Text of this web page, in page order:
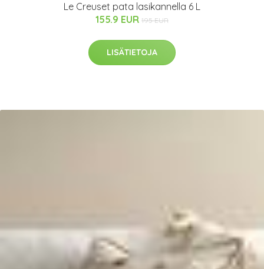
Le Creuset pata lasikannella 6 L
155.9 EUR 195 EUR
LISÄTIETOJA